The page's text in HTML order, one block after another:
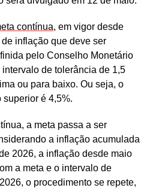
contínua, em vigor desde
inflação que deve ser
pelo Conselho Monetário
de tolerância de 1,5
ou para baixo. Ou seja, o
superior é 4,5%.
a meta passa a ser
a inflação acumulada
2026, a inflação desde maio
a meta e o intervalo de
o procedimento se repete,